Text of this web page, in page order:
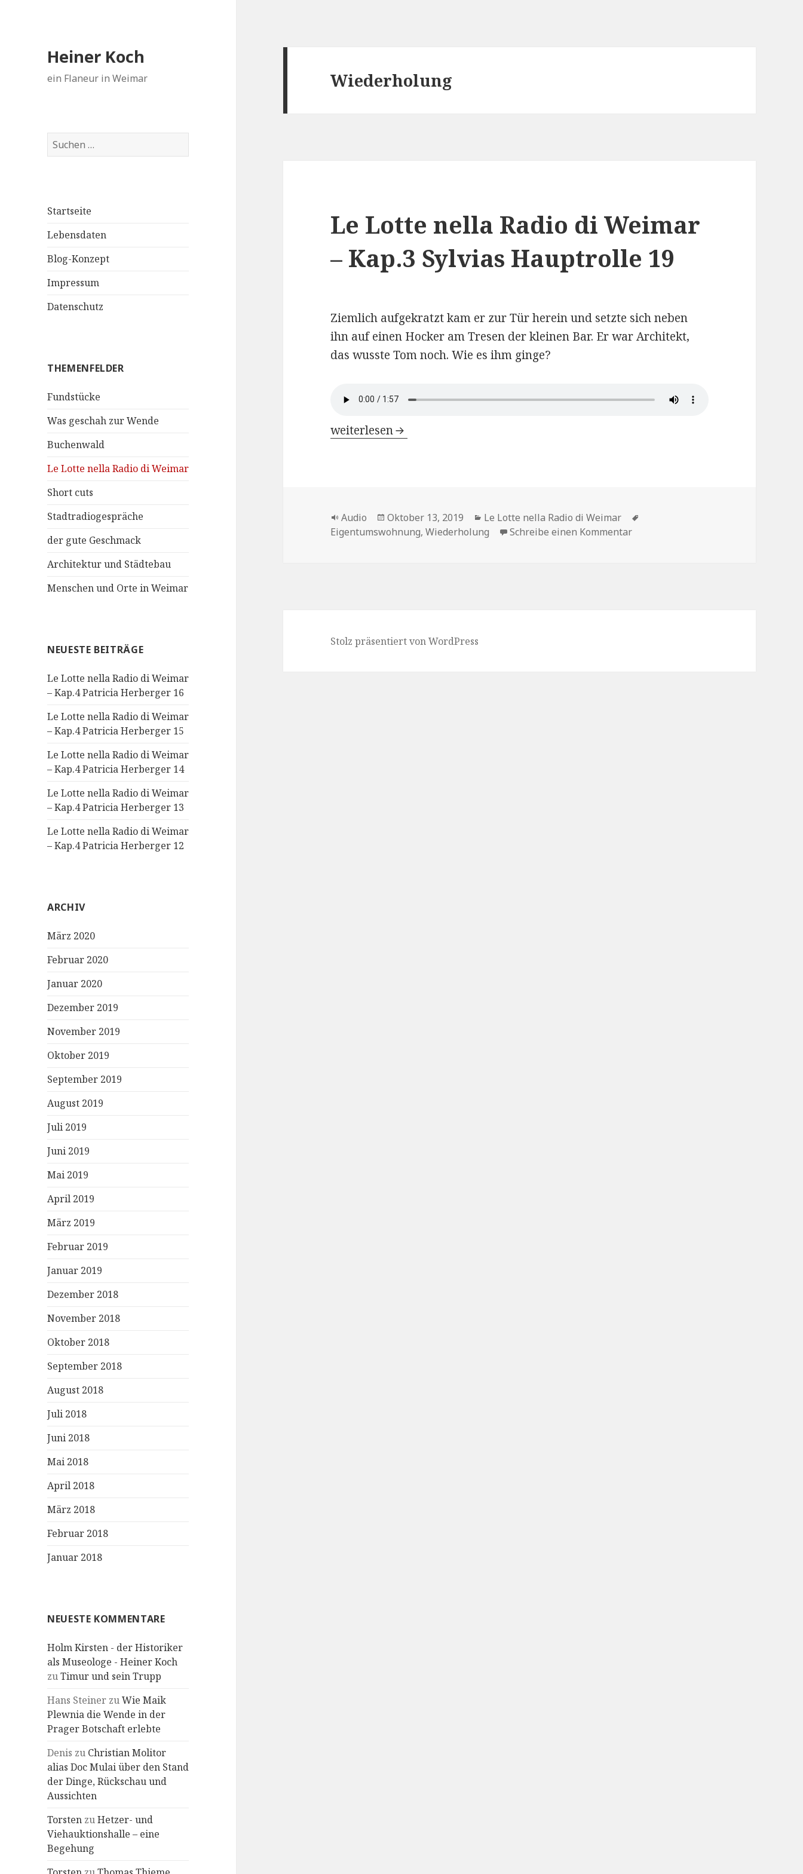
Heiner Koch
ein Flaneur in Weimar
Suchen
nach:
Startseite
Lebensdaten
Blog-Konzept
Impressum
Datenschutz
THEMENFELDER
Fundstücke
Was geschah zur Wende
Buchenwald
Le Lotte nella Radio di Weimar
Short cuts
Stadtradiogespräche
der gute Geschmack
Architektur und Städtebau
Menschen und Orte in Weimar
NEUESTE BEITRÄGE
Le Lotte nella Radio di Weimar
– Kap.4 Patricia Herberger 16
Le Lotte nella Radio di Weimar
– Kap.4 Patricia Herberger 15
Le Lotte nella Radio di Weimar
– Kap.4 Patricia Herberger 14
Le Lotte nella Radio di Weimar
– Kap.4 Patricia Herberger 13
Le Lotte nella Radio di Weimar
– Kap.4 Patricia Herberger 12
ARCHIV
März 2020
Februar 2020
Januar 2020
Dezember 2019
November 2019
Oktober 2019
September 2019
August 2019
Juli 2019
Juni 2019
Mai 2019
April 2019
März 2019
Februar 2019
Januar 2019
Dezember 2018
November 2018
Oktober 2018
September 2018
August 2018
Juli 2018
Juni 2018
Mai 2018
April 2018
März 2018
Februar 2018
Januar 2018
NEUESTE KOMMENTARE
Holm Kirsten - der Historiker
als Museologe - Heiner Koch
zuTimur und sein Trupp
Hans Steiner zuWie Maik
Plewnia die Wende in der
Prager Botschaft erlebte
Denis zu Christian Molitor
alias Doc Mulai über den Stand
der Dinge, Rückschau und
Aussichten
Torsten zuHetzer- und
Viehauktionshalle – eine
Begehung
Wiederholung
Le Lotte nella Radio di Weimar
– Kap.3 Sylvias Hauptrolle 19
Ziemlich aufgekratzt kam er zur Tür herein und setzte sich neben
ihn auf einen Hocker am Tresen der kleinen Bar. Er war Architekt,
das wusste Tom noch. Wie es ihm ginge?
Le Lotte nella Radio di Weimar – Kap.3 Sylvias Hauptrolle 19
weiterlesen
Format
Audio
Veröffentlicht
am
Oktober 13, 2019 Kategorien
Le Lotte nella Radio di Weimar
Eigentumswohnung,Wiederholung Schreibe einen Kommentarzu Le Lotte nella Radio di Weimar –
Stolz präsentiert von WordPress